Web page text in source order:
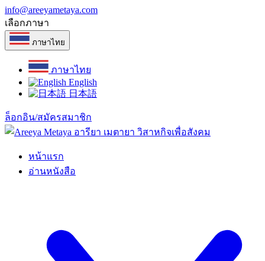
info@areeyametaya.com
เลือกภาษา
ภาษาไทย
ภาษาไทย
English
日本語
ล็อกอิน/สมัครสมาชิก
หน้าแรก
อ่านหนังสือ